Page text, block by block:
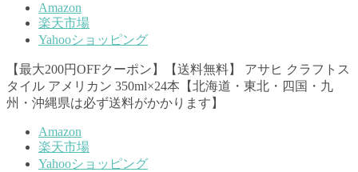
Amazon
楽天市場
Yahooショッピング
【最大200円OFFクーポン】【送料無料】 アサヒ クラフトス
タイル アメリカン 350ml×24本【北海道・東北・四国・九
州・沖縄県は必ず送料がかかります】
Amazon
楽天市場
Yahooショッピング